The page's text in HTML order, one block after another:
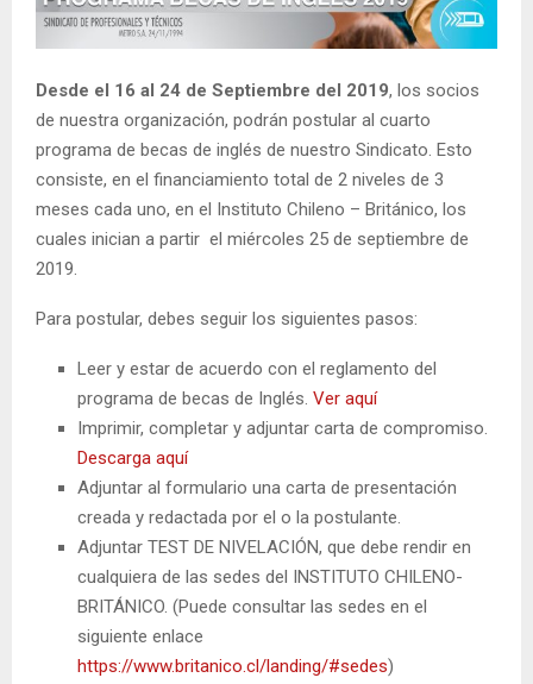
Desde el 16 al 24 de Septiembre del 2019, los socios
de nuestra organización, podrán postular al cuarto
programa de becas de inglés de nuestro Sindicato. Esto
consiste, en el financiamiento total de 2 niveles de 3
meses cada uno, en el Instituto Chileno – Británico, los
cuales inician a partir el miércoles 25 de septiembre de
2019.
Para postular, debes seguir los siguientes pasos:
Leer y estar de acuerdo con el reglamento del
programa de becas de Inglés. Ver aquí
Imprimir, completar y adjuntar carta de compromiso.
Descarga aquí
Adjuntar al formulario una carta de presentación
creada y redactada por el o la postulante.
Adjuntar TEST DE NIVELACIÓN, que debe rendir en
cualquiera de las sedes del INSTITUTO CHILENO-
BRITÁNICO. (Puede consultar las sedes en el
siguiente enlace
https://www.britanico.cl/landing/#sedes)